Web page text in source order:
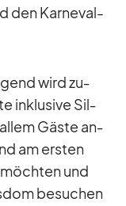
den Kar­ne­val-
wird zu­
in­klu­sive Sil­
Gäste an­
am ers­ten
und
be­su­chen